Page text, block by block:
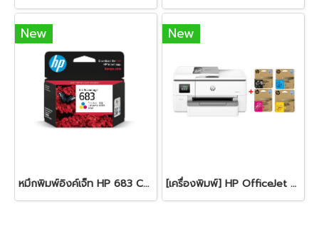
New
หมึกพิมพ์อิงค์เจ็ท HP 683 Color
New
[เครื่องพิมพ์] HP OfficeJet Pro 9720 Wide Format All-in-One + HP 938e BK/C/M/Y